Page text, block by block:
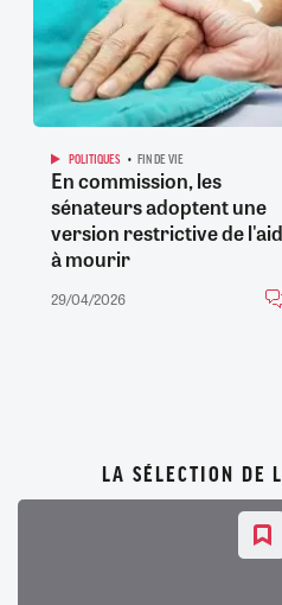
POLITIQUES FIN DE VIE
En commission, les
sénateurs adoptent une
version restrictive de
à mourir
29/04/2026
LA SÉLECTION DE